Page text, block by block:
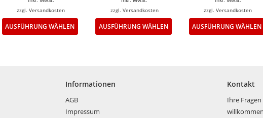
zzgl.Versandkosten
AUSFÜHRUNG WÄHLEN
zzgl. Versandkosten
AUSFÜHRUNG WÄHLEN
zzgl.Versandkosten
AUSFÜHRUNG WÄHLEN
Informationen
AGB
Impressum
Kontakt
Ihre